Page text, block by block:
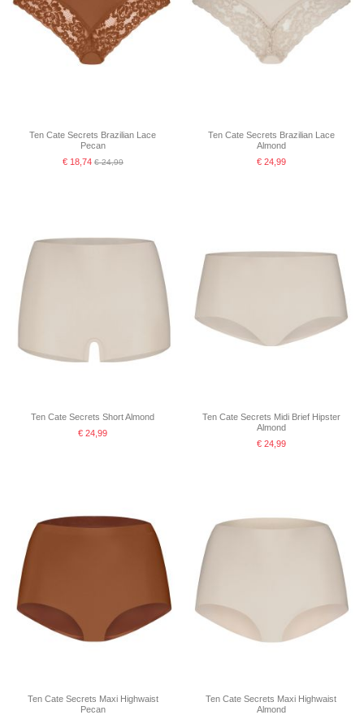
Ten Cate Secrets Brazilian Lace
Pecan
€ 18,74 € 24,99
Ten Cate Secrets Brazilian Lace
Almond
€ 24,99
Ten Cate Secrets Short Almond
€ 24,99
Ten Cate Secrets Midi Brief Hipster
Almond
€ 24,99
Ten Cate Secrets Maxi Highwaist
Pecan
Ten Cate Secrets Maxi Highwaist
Almond